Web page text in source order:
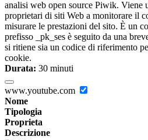
analisi web open source Piwik. Viene
proprietari di siti Web a monitorare il
misurare le prestazioni del sito. È un
prefisso _pk_ses è seguito da una
si ritiene sia un codice di riferimento
cookie.
Durata: 30 minuti
www.youtube.com
Nome
Tipologia
Proprieta
Descrizione